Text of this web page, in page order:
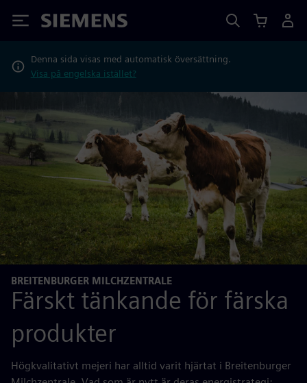
Siemens
Denna sida visas med automatisk översättning.
Visa på engelska istället?
BREITENBURGER MILCHZENTRALE
Färskt tänkande för färska
produkter
Högkvalitativt mejeri har alltid varit hjärtat i Breitenburger